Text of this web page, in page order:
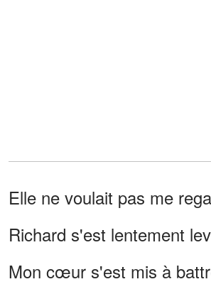
Elle ne voulait pas me
Richard s'est lentement
Mon cœur s'est mis à